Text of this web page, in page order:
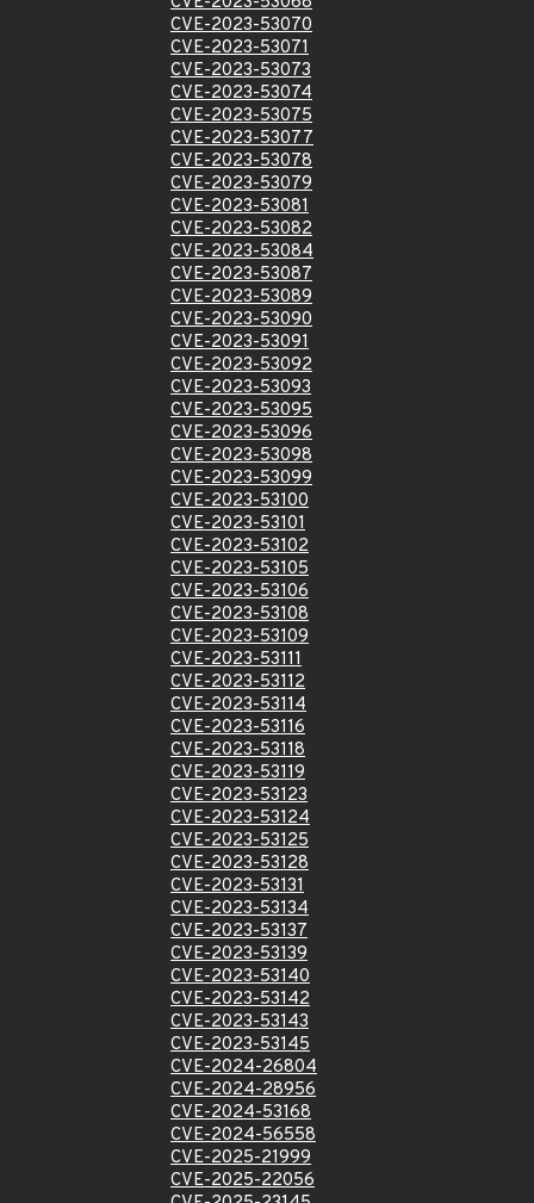
CVE-2023-53070
CVE-2023-53071
CVE-2023-53073
CVE-2023-53074
CVE-2023-53075
CVE-2023-53077
CVE-2023-53078
CVE-2023-53079
CVE-2023-53081
CVE-2023-53082
CVE-2023-53084
CVE-2023-53087
CVE-2023-53089
CVE-2023-53090
CVE-2023-53091
CVE-2023-53092
CVE-2023-53093
CVE-2023-53095
CVE-2023-53096
CVE-2023-53098
CVE-2023-53099
CVE-2023-53100
CVE-2023-53101
CVE-2023-53102
CVE-2023-53105
CVE-2023-53106
CVE-2023-53108
CVE-2023-53109
CVE-2023-53111
CVE-2023-53112
CVE-2023-53114
CVE-2023-53116
CVE-2023-53118
CVE-2023-53119
CVE-2023-53123
CVE-2023-53124
CVE-2023-53125
CVE-2023-53128
CVE-2023-53131
CVE-2023-53134
CVE-2023-53137
CVE-2023-53139
CVE-2023-53140
CVE-2023-53142
CVE-2023-53143
CVE-2023-53145
CVE-2024-26804
CVE-2024-28956
CVE-2024-53168
CVE-2024-56558
CVE-2025-21999
CVE-2025-22056